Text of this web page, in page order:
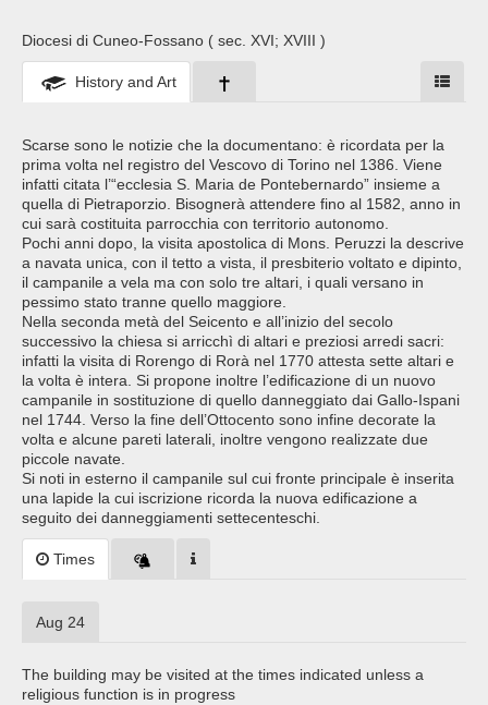
Diocesi di Cuneo-Fossano ( sec. XVI; XVIII )
History and Art
Scarse sono le notizie che la documentano: è ricordata per la
prima volta nel registro del Vescovo di Torino nel 1386. Viene
infatti citata l’“ecclesia S. Maria de Pontebernardo” insieme a
quella di Pietraporzio. Bisognerà attendere fino al 1582, anno in
cui sarà costituita parrocchia con territorio autonomo.
Pochi anni dopo, la visita apostolica di Mons. Peruzzi la descrive
a navata unica, con il tetto a vista, il presbiterio voltato e dipinto,
il campanile a vela ma con solo tre altari, i quali versano in
pessimo stato tranne quello maggiore.
Nella seconda metà del Seicento e all’inizio del secolo
successivo la chiesa si arricchì di altari e preziosi arredi sacri:
infatti la visita di Rorengo di Rorà nel 1770 attesta sette altari e
la volta è intera. Si propone inoltre l’edificazione di un nuovo
campanile in sostituzione di quello danneggiato dai Gallo-Ispani
nel 1744. Verso la fine dell’Ottocento sono infine decorate la
volta e alcune pareti laterali, inoltre vengono realizzate due
piccole navate.
Si noti in esterno il campanile sul cui fronte principale è inserita
una lapide la cui iscrizione ricorda la nuova edificazione a
seguito dei danneggiamenti settecenteschi.
Times
Aug 24
The building may be visited at the times indicated unless a
religious function is in progress